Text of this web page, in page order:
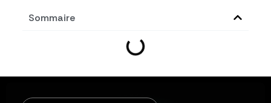
Sommaire